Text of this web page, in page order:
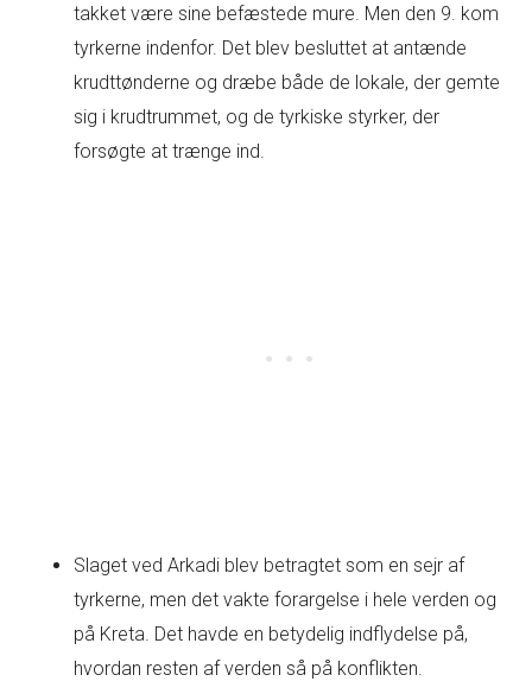
takket være sine befæstede mure. Men den 9. kom
tyrkerne indenfor. Det blev besluttet at antænde
krudttønderne og dræbe både de lokale, der gemte
sig i krudtrummet, og de tyrkiske styrker, der
forsøgte at trænge ind.
Slaget ved Arkadi blev betragtet som en sejr af
tyrkerne, men det vakte forargelse i hele verden og
på Kreta. Det havde en betydelig indflydelse på,
hvordan resten af verden så på konflikten.